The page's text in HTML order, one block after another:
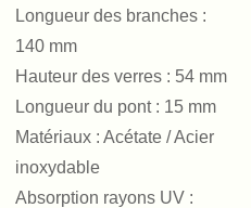
Longueur des branches :
140 mm
Hauteur des verres : 54 mm
Longueur du pont : 15 mm
Matériaux : Acétate / Acier
inoxydable
Absorption rayons UV :